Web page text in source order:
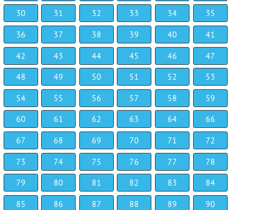
30
31 32 33 34
35
36
37 38 39 40
41
42
43 44 45 46
47
48
49 50 51 52
53
54
55 56 57 58
59
60
61 62 63 64
66
67
68 69 70 71
72
73
74 75 76 77
78
79
80 81 82 83
84
85
86 87 88 89
90